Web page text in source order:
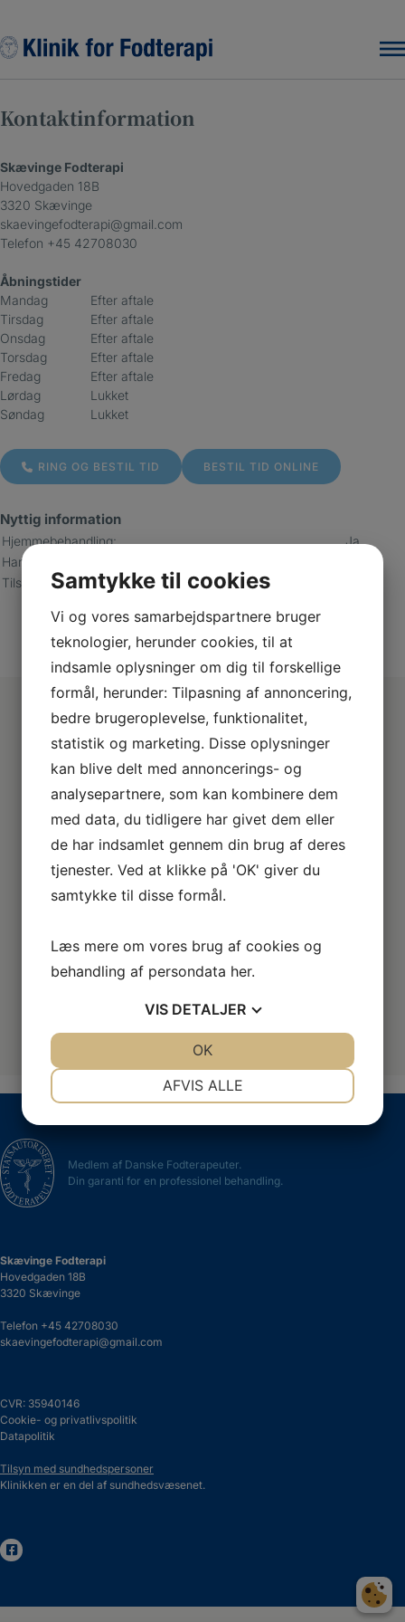
indholdet
Kontaktinformation
Skævinge Fodterapi
Hovedgaden 18B
3320 Skævinge
skaevingefodterapi@gmail.com
Telefon +45 42708030
Åbningstider
Mandag
Efter aftale
Tirsdag
Efter aftale
Onsdag
Efter aftale
Torsdag
Efter aftale
Fredag
Efter aftale
Lørdag
Lukket
Søndag
Lukket
RING OG BESTIL TID BESTIL TID ONLINE
Nyttig information
Hjemmebehandling:
Ja
Handicapvenlig adgang:
Tilskudsmulighed:
offentlige Sygesikring
Medlem af Danske Fodterapeuter.
Din garanti for en professionel behandling.
Skævinge Fodterapi
Hovedgaden 18B
3320 Skævinge
Telefon +45 42708030
skaevingefodterapi@gmail.com
CVR: 35940146
Cookie- og privatlivspolitik
Datapolitik
Tilsyn med sundhedspersoner
Klinikken er en del af sundhedsvæsenet.
Samtykke til cookies
Vi og vores samarbejdspartnere bruger
teknologier, herunder cookies, til at
indsamle oplysninger om dig til forskellige
formål, herunder: Tilpasning af annoncering,
bedre brugeroplevelse, funktionalitet,
statistik og marketing. Disse oplysninger
kan blive delt med annoncerings- og
analysepartnere, som kan kombinere dem
med data, du tidligere har givet dem eller
de har indsamlet gennem din brug af deres
tjenester. Ved at klikke på 'OK' giver du
samtykke til disse formål.
Læs mere om vores brug af cookies og
behandling af persondata her.
VIS DETALJER
AFVIS ALLE
OK